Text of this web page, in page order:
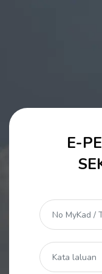
Langkau
E-
No MyKad /
Kata laluan